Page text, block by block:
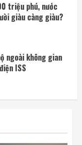
ngoài không gian
ISS
điện khí khổng lồ
dữ liệu